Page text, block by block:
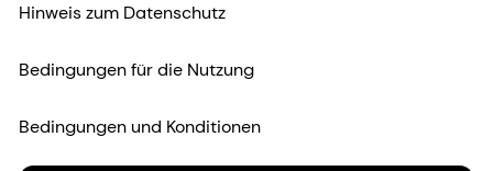
Hinweis zum Datenschutz
Bedingungen für die Nutzung
Bedingungen und Konditionen